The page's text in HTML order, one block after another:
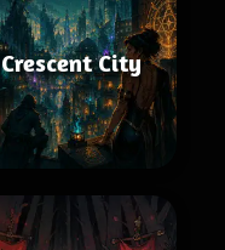
Crescent City